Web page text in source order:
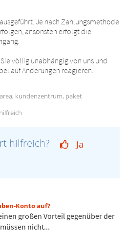
Je nach Zahlungsmethode
ansonsten erfolgt die
völlig unabhängig von uns und
auf Änderungen reagieren.
kundenzentrum, paket
hilfreich?
Ja
Konto auf?
großen Vorteil gegenüber der
nicht...